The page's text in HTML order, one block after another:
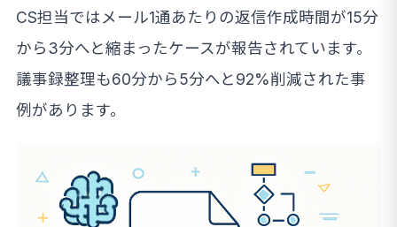
CS担当ではメール1通あたりの返信作成時間が15分
から3分へと縮まったケースが報告されています。
議事録整理も60分から5分へと92%削減された事
例があります。